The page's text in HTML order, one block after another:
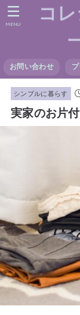
コ
お問い合わせ
MENU
シンプルに暮らす
実家のお片